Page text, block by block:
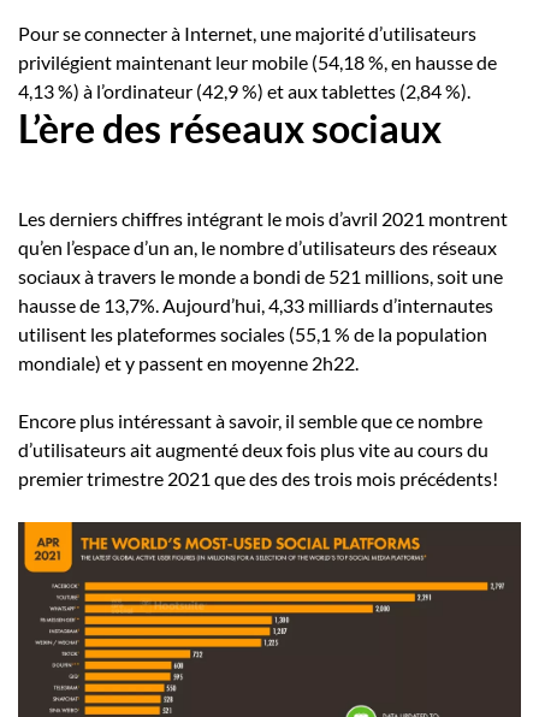
Pour se connecter à Internet, une majorité d’utilisateurs
privilégient maintenant leur mobile (54,18 %, en hausse de
4,13 %) à l’ordinateur (42,9 %) et aux tablettes (2,84 %).
L’ère des réseaux sociaux
Les derniers chiffres intégrant le mois d’avril 2021 montrent
qu’en l’espace d’un an, le nombre d’utilisateurs des réseaux
sociaux à travers le monde a bondi de 521 millions, soit une
hausse de 13,7%. Aujourd’hui, 4,33 milliards d’internautes
utilisent les plateformes sociales (55,1 % de la population
mondiale) et y passent en moyenne 2h22.
Encore plus intéressant à savoir, il semble que ce nombre
d’utilisateurs ait augmenté deux fois plus vite au cours du
premier trimestre 2021 que des des trois mois précédents!